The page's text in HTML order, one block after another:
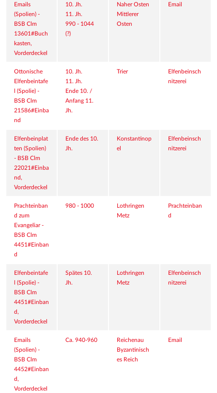
Emails
(Spolien) -
BSB Clm
13601#Buch
kasten,
Vorderdeckel
10. Jh.
11. Jh.
990 - 1044
(?)
Naher Osten
Mittlerer
Osten
Email
Ottonische
Elfenbeintafe
l (Spolie) -
BSB Clm
21586#Einba
nd
10. Jh.
11. Jh.
Ende 10. /
Anfang 11.
Jh.
Trier
Elfenbeinsch
nitzerei
Elfenbeinplat
ten (Spolien)
- BSB Clm
22021#Einba
nd,
Vorderdeckel
Ende des 10.
Jh.
Konstantinop
el
Elfenbeinsch
nitzerei
Prachteinban
d zum
Evangeliar -
BSB Clm
4451#Einban
d
980 - 1000
Lothringen
Metz
Prachteinban
d
Elfenbeintafe
l (Spolie) -
BSB Clm
4451#Einban
d,
Vorderdeckel
Spätes 10.
Jh.
Lothringen
Metz
Elfenbeinsch
nitzerei
Emails
(Spolien) -
BSB Clm
4452#Einban
d,
Vorderdeckel
Ca. 940-960
Reichenau
Byzantinisch
es Reich
Email